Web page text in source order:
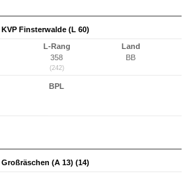
Finsterwalde (L 60)
L-Rang
358
(242)
Land
BB
BPL
(A 13) (14)